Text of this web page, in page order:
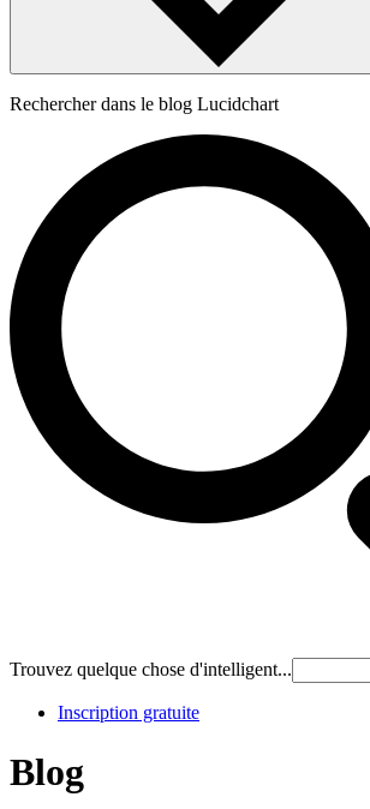
Rechercher dans le blog Lucidchart
Trouvez quelque chose d'intelligent...
Inscription gratuite
Blog